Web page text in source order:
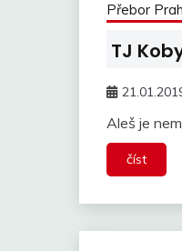
Přebor
TJ
Aleš je
číst